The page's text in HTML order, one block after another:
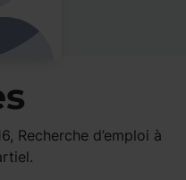
Recherche d’emploi à